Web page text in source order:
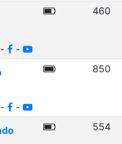
- -
460
- -
850
554